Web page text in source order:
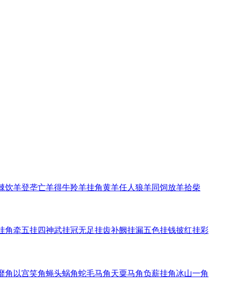
饮羊登垄亡羊得牛羚羊挂角黄羊任人 狼羊同饲放羊拾柴
角牵五挂四神武挂冠无足挂齿补阙挂漏五色挂钱披红挂彩
角 以宫笑角蝇头蜗角蛇毛马角天粟马角负薪挂角冰山一角